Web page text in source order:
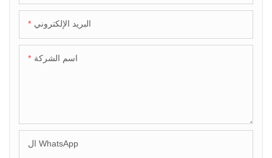
البريد الإلكتروني
اسم الشركة
ال WhatsApp